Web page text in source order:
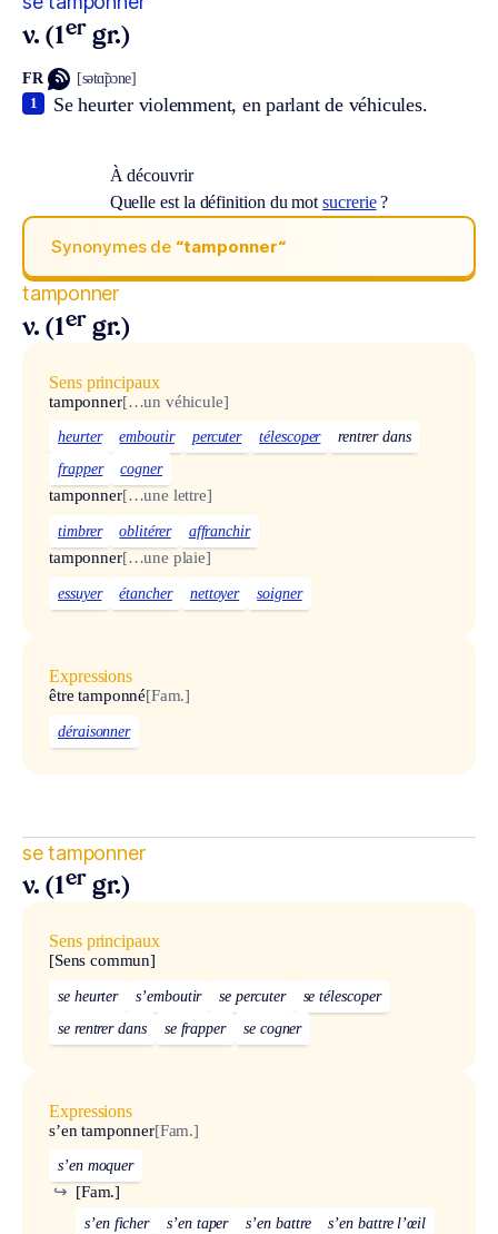
v. (1er gr.)
FR [sətɑ̃pɔne]
Se heurter violemment, en parlant de véhicules.
1
À découvrir
Quelle est la définition du motsucrerie?
Synonymes de “tamponner“
tamponner
v. (1er gr.)
Sens principaux
tamponner[…un véhicule]
heurter emboutir percuter télescoper
rentrer dans
frapper
cogner
tamponner[…une lettre]
timbrer oblitérer affranchir
tamponner[…une plaie]
essuyer étancher nettoyer soigner
Expressions
être tamponné[Fam.]
déraisonner
se tamponner
v. (1er gr.)
Sens principaux
[Sens commun]
se heurter s’emboutir se percuter
se télescoper
se rentrer dans
se frapper se cogner
Expressions
s’en tamponner[Fam.]
s’en moquer
[Fam.]
↪
s’en ficher s’en taper s’en battre s’en battre l’œil